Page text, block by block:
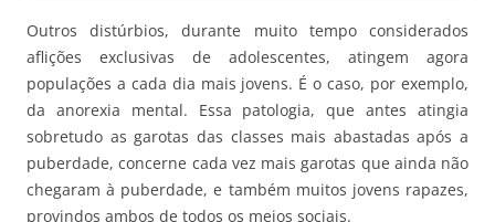
Outros distúrbios, durante muito tempo considerados
aflições exclusivas de adolescentes, atingem agora
populações a cada dia mais jovens. É o caso, por exemplo,
da anorexia mental. Essa patologia, que antes atingia
sobretudo as garotas das classes mais abastadas após a
puberdade, concerne cada vez mais garotas que ainda não
chegaram à puberdade, e também muitos jovens rapazes,
provindos ambos de todos os meios sociais.